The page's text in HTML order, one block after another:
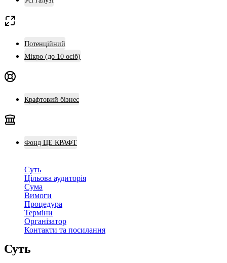
Потенційний
Мікро (до 10 осіб)
Крафтовий бізнес
Фонд ЦЕ КРАФТ
Суть
Цільова аудиторія
Сума
Вимоги
Процедура
Терміни
Організатор
Контакти та посилання
Суть